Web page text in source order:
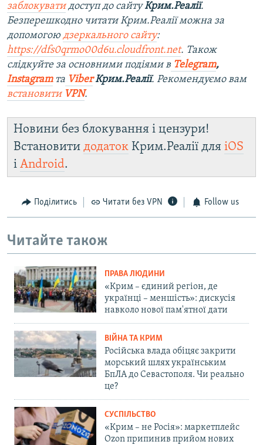
заблокуватидоступ до сайтуКрим.Реалії.
Безперешкодно читати Крим.Реалії можна за
допомогою дзеркального сайту:
https://dfs0qrmo00d6u.cloudfront.net. Також
слідкуйте за основними подіями в Telegram,
Instagramта ViberКрим.Реалії. Рекомендуємо вам
встановити VPN.
Новини без блокування і цензури!
Встановити додаток Крим.Реалії для iOS
і Android.
Поділитись Читати без VPN Follow us
Читайте також
ПРАВА ЛЮДИНИ
«Крим – єдиний регіон, де
українці – меншість»: дискусія
навколо нової пам'ятної дати
ВІЙНА ТА КРИМ
Російська влада обіцяє закрити
морський шлях українським
БпЛА до Севастополя. Чи реально
це?
СУСПІЛЬСТВО
«Крим – не Росія»: маркетплейс
Ozon припинив прийом нових